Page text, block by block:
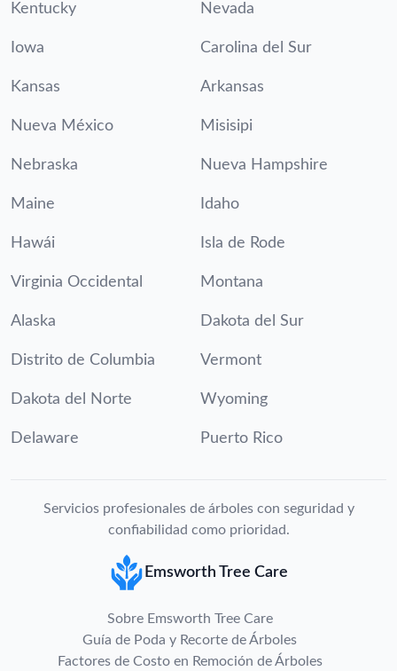
Kentucky Nevada
Iowa Carolina del Sur
Kansas Arkansas
Nueva México Misisipi
Nebraska Nueva Hampshire
Maine Idaho
Hawái Isla de Rode
Virginia Occidental Montana
Alaska Dakota del Sur
Distrito de Columbia Vermont
Dakota del Norte Wyoming
Delaware Puerto Rico
Servicios profesionales de árboles con seguridad y
confiabilidad como prioridad.
Emsworth Tree Care
Sobre Emsworth Tree Care
Guía de Poda y Recorte de Árboles
Factores de Costo en Remoción de Árboles